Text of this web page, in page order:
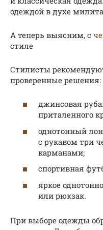
одеждой в духе
А теперь выясним, с
стиле
Стилисты
проверенные решения:
джинсовая
приталенного
однотонный
с рукавом три
карманами;
спортивная
яркое
или рюкзак.
При выборе одежды